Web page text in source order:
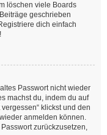
löschen viele Boards
geschrieben
dich einfach
Passwort nicht wieder
machst du, indem du auf
klickst und den
anmelden können.
zurückzusetzen,